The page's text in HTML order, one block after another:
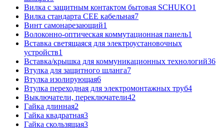
Вилка с защитным контактом бытовая SCHUKO1
Вилка стандарта CEE кабельная7
Винт самонарезающий1
Волоконно-оптическая коммутационная панель1
Вставка светящаяся для электроустановочных
устройств1
Вставка/крышка для коммуникационных технологий36
Втулка для защитного шланга7
Втулка изолирующая6
Втулка переходная для электромонтажных труб4
Выключатели, переключатели42
Гайка длинная2
Гайка квадратная3
Гайка скользящая3